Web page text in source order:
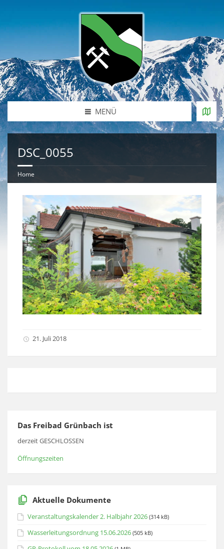
MENÜ
DSC_0055
Home
21. Juli 2018
Das Freibad Grünbach ist
derzeit GESCHLOSSEN
Öffnungszeiten
Aktuelle Dokumente
Veranstaltungskalender 2. Halbjahr 2026 (314 kB)
Wasserleitungsordnung 15.06.2026 (505 kB)